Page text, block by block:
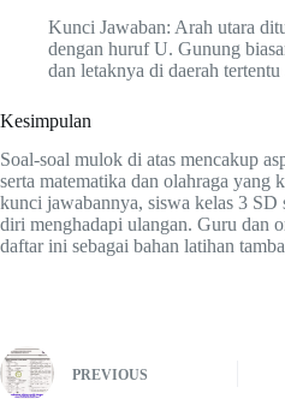
Kunci Jawaban: Arah utara
dengan huruf U. Gunung
dan letaknya di daerah tertentu
Kesimpulan
Soal-soal mulok di atas mencakup
serta matematika dan olahraga yang
kunci jawabannya, siswa kelas 3 SD
diri menghadapi ulangan. Guru dan
daftar ini sebagai bahan latihan
PREVIOUS